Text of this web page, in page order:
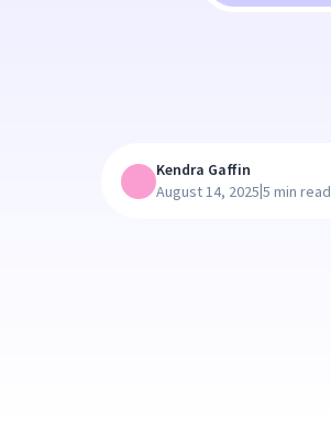
Kendra Gaffin
August 14, 2025|5 min read